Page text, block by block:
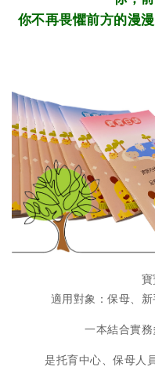
你不再畏懼前方的漫
寶
適用對象：保母、新
一本結合實務
是托育中心、保母人